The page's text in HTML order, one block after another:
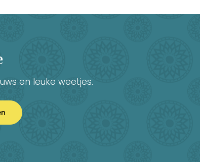
en leuke weetjes.